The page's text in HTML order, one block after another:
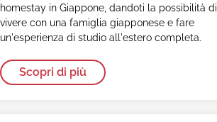
homestay in Giappone, dandoti la possibilità di
vivere con una famiglia giapponese e fare
un'esperienza di studio all'estero completa.
Scopri di più